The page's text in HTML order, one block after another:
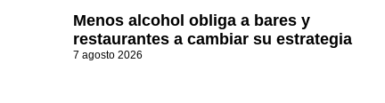
Menos alcohol obliga a bares y
restaurantes a cambiar su estrategia
7 agosto 2026